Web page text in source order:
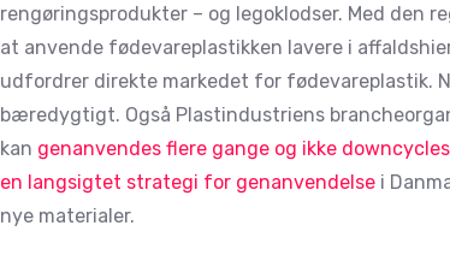
rengøringsprodukter – og legoklodser. Med den
at anvende fødevareplastikken lavere i
udfordrer direkte markedet for fødevareplastik.
bæredygtigt. Også Plastindustriens
kan genanvendes flere gange og ikke downcycles
en langsigtet strategi for genanvendelse i
nye materialer.